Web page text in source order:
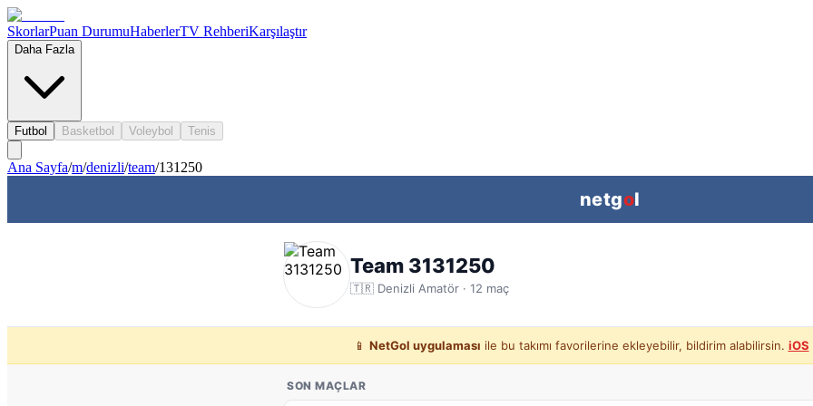
SkorlarPuan DurumuHaberlerTV RehberiKarşılaştır
Daha Fazla
Futbol Basketbol Voleybol Tenis
Ana Sayfa/m/denizli/team/131250
netgol
Team 3131250
🇹🇷 Denizli Amatör · 12 maç
📱 NetGol uygulaması ile bu takımı favorilerine ekleyebilir, bildirim alabilirsin. iOS
SON MAÇLAR